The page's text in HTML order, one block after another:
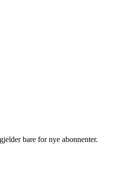
bare for nye abonnenter.